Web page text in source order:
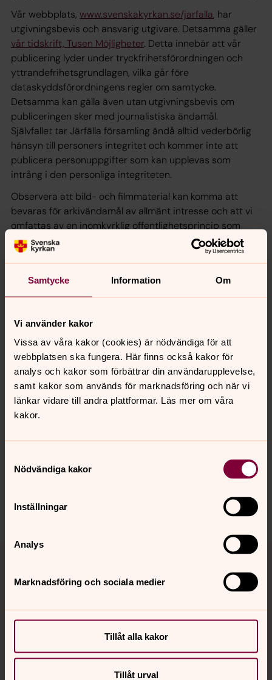
Samtycke Information Om
Vi använder kakor
Vissa av våra kakor (cookies) är nödvändiga för att
webbplatsen ska fungera. Här finns också kakor för
analys och kakor som förbättrar din användarupplevelse,
samt kakor som används för marknadsföring och när vi
länkar vidare till andra plattformar. Läs mer om våra
kakor.
Nödvändiga kakor
Inställningar
Analys
Marknadsföring och sociala medier
Tillåt alla kakor
Tillåt urval
Vår webbplats, www.svenskakyrkan.se/jarfalla, har
utgivningsbevis och ansvarig utgivare. Detsamma gäller
vår tidskrift, Tusen Möjligheter. Detta innebär att vår
publicering lyder under tryckfrihetsförordningen och
yttrandefrihetsgrundlagen, vilka går före
dataskyddsförordningens regler om samtycke.
Detsamma kan gälla även utan utgivningsbevis om
publiceringen sker med journalistiska ändamål.
Självfallet tar Järfälla församling ändå alltid vederbörlig
hänsyn till personers integritet och kommer inte att
publicera personuppgifter som kan upplevas som
intrång i den personliga integriteten.
Observera att bild- och filmmaterial kan komma att
bevaras för arkivändamål av allmänt intresse och att vi
omfattas av en inomkyrklig offentlighetsprincip som
innebär att vi kan vara skyldiga att lämna ut uppgifter till
allmänheten.
personuppgifter om inte annat nämns ovan. För
information om dina rättigheter enligt
dataskyddsförordningen, sesamlingssidan för GDPR i
Järfälla församling. Där hittar du även kontaktuppgifter
till oss och vårt dataskyddsombud.
Senast ändrad 12 december 2024
innehåll?
Dela
Tillbaka till toppen
Tillbaka till innehållet
Kontakt
Kalender